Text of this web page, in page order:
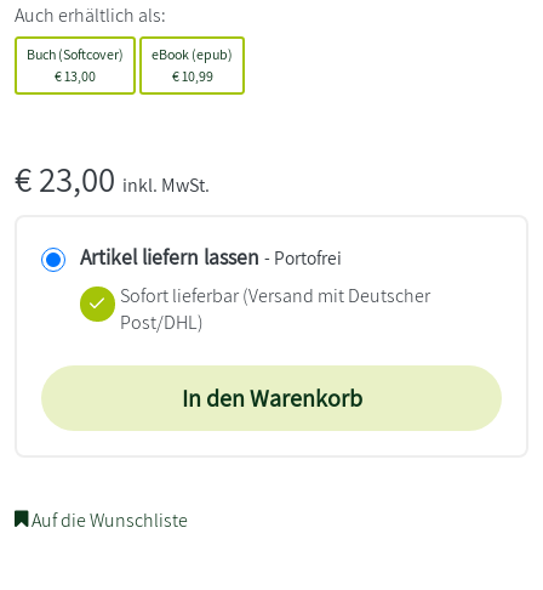
Auch erhältlich als:
Buch (Softcover)
€ 13,00
eBook (epub)
€10,99
€23,00 inkl. MwSt.
Artikel liefern lassen - Portofrei
Sofort lieferbar(Versand mit Deutscher
Post/DHL)
In den Warenkorb
Auf die Wunschliste